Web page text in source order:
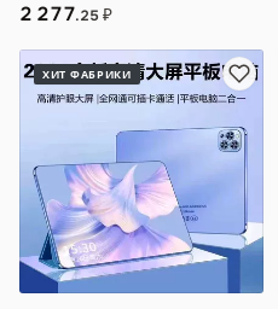
2 277.25 ₽
ХИТ ФАБРИКИ